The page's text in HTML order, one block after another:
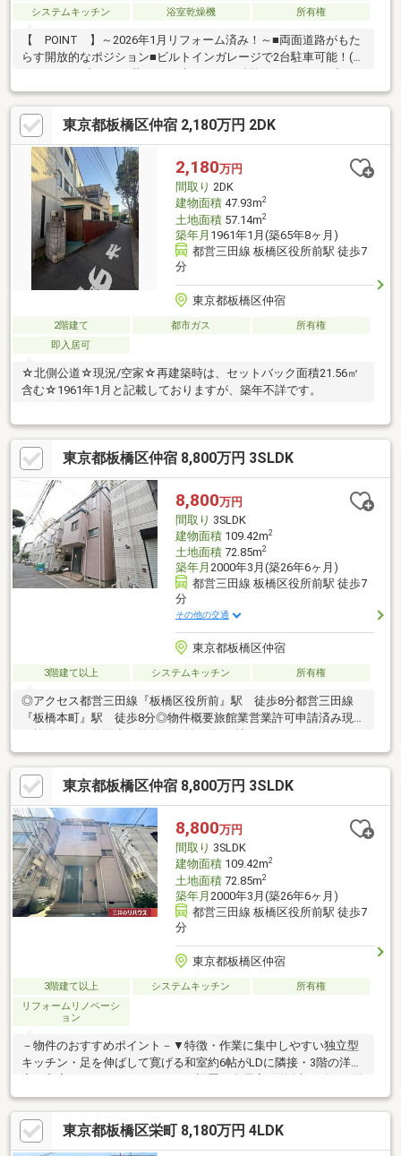
システムキッチン
浴室乾燥機 所有権
【 POINT 】～2026年1月リフォーム済み！～■両面道路がもた
らす開放的なポジション■ビルトインガレージで2台駐車可能！(車
っかりとした建物構造♪ 耐久性や安定感を感じられる住まい■全
居室8帖以上で各部屋にしっかり広さを確保【 AREA 】■複数路
線利用可能エリア！ JR山手線も利用でき都心主要エリアへのア
クセスがスムーズ◎■大塚駅周辺には「サンモール大塚商店街」
などの商店街があり ローカルなにぎわいも感じやすいエリア■
周辺には公園が点在し お子さまとの外遊びや気分転換もしやす
い環境です♪
東京都板橋区仲宿 2,180万円 2DK
2,180万円
間取り 2DK
建物面積47.93m2
土地面積57.14m2
築年月 1961年1月(築65年8ヶ月)
都営三田線 板橋区役所前駅 徒歩7
分
東京都板橋区仲宿
2階建て 都市ガス
所有権
即入居可
☆北側公道☆現況/空家☆再建築時は、セットバック面積21.56㎡
含む☆1961年1月と記載しておりますが、築年不詳です。
東京都板橋区仲宿 8,800万円 3SLDK
8,800万円
間取り 3SLDK
建物面積109.42m2
土地面積72.85m2
築年月 2000年3月(築26年6ヶ月)
都営三田線 板橋区役所前駅 徒歩7
分
その他の交通
東京都板橋区仲宿
3階建て以上 システムキッチン 所有権
◎アクセス都営三田線『板橋区役所前』駅 徒歩8分都営三田線
『板橋本町』駅 徒歩8分◎物件概要旅館業営業許可申請済み現在
ット約1.7帖トイレ2か所◎周辺環境ライフ仲宿店→約200m 徒歩
3分オーケー板橋本町店→約570m 徒歩8分げきやす本舗仲宿店→
約300m 徒歩4分セブンイレブン板橋仲宿店→約130m 徒歩2分
ローソンストア100板橋本町店→約350m 徒歩5分ココカラファ
イン仲宿二番店→約210m 徒歩3分
東京都板橋区仲宿 8,800万円 3SLDK
8,800万円
間取り 3SLDK
建物面積109.42m2
土地面積72.85m2
築年月 2000年3月(築26年6ヶ月)
都営三田線 板橋区役所前駅 徒歩7
分
東京都板橋区仲宿
3階建て以上 システムキッチン
所有権
リフォームリノベーシ
ョン
－物件のおすすめポイント－▼特徴・作業に集中しやすい独立型
キッチン・足を伸ばして寛げる和室約6帖がLDに隣接・3階の洋
5帖の納戸は多用途に活用可・WIC等、随所に収納有▼2025年5月
室内リフォーム済【交換】キッチン、浴室、トイレ 等【張替】全
室クロス、床 等【その他】ハウスクリーニング 他▼周辺環境・板
橋第一小学校 徒歩5分(約339m)・板橋第三中学校 徒歩3分(約
東京都板橋区栄町 8,180万円 4LDK